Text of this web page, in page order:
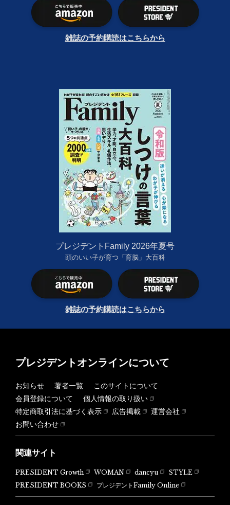
雑誌の予約購読はこちらから
プレジデントFamily 2026年夏号
頭のいい子が育つ「育脳」大百科
雑誌の予約購読はこちらから
プレジデントオンラインについて
お知らせ 著者一覧
このサイトについて
会員登録について
個人情報の取り扱い
特定商取引法に基づく表示
広告掲載
運営会社
お問い合わせ
関連サイト
PRESIDENT Growth WOMAN dancyu
STYLE
PRESIDENT BOOKS
プレジデントFamily Online